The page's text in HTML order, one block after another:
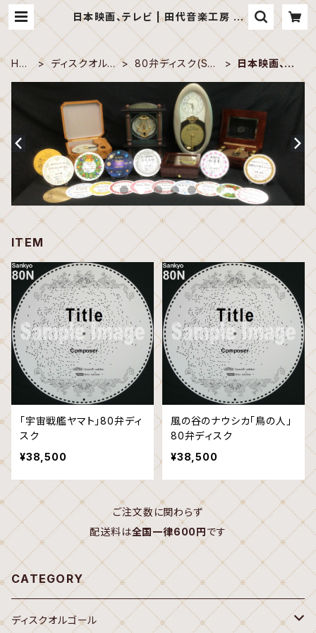
日本映画、テレビ | 田代音楽工房 オ
ンラインショップ
HO
ME
ディスクオルゴ
ール
80弁ディスク(San
kyo)
日本映画、テ
レビ
ITEM
「宇宙戦艦ヤマト」80弁ディ
スク
¥38,500
風の谷のナウシカ「鳥の人」
80弁ディスク
¥38,500
ご注文数に関わらず
配送料は全国一律600円です
CATEGORY
ディスクオルゴール